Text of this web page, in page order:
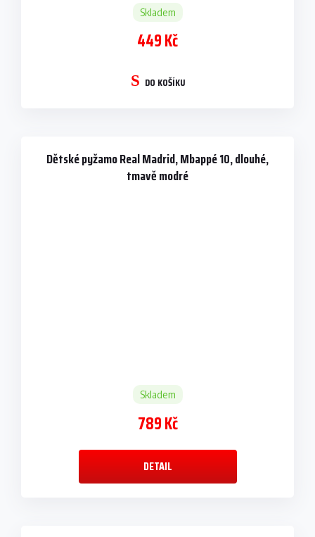
Skladem
449 Kč
DO KOŠÍKU
Dětské pyžamo Real Madrid, Mbappé 10, dlouhé,
tmavě modré
Skladem
789 Kč
DETAIL